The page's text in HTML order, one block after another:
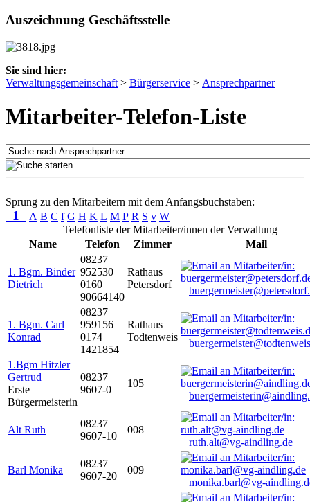
Auszeichnung Geschäftsstelle
Sie sind hier:
Verwaltungsgemeinschaft > Bürgerservice > Ansprechpartner
Mitarbeiter-Telefon-Liste
Sprung zu den Mitarbeitern mit dem Anfangsbuchstaben:
1 A B C f G H K L M P R S v W
Telefonliste der Mitarbeiter/innen der Verwaltung
Name
Telefon Zimmer Mail
1. Bgm. Binder
Dietrich
08237
952530
0160
90664140
Rathaus
Petersdorf
1. Bgm. Carl
Konrad
08237
959156
0174
1421854
Rathaus
Todtenweis
1.Bgm Hitzler
Gertrud
Erste
Bürgermeisterin
08237
9607-0
105
Alt Ruth
08237
9607-10
008
ruth.alt@vg-aindling.de
Barl Monika
08237
9607-20
009
monika.barl@vg-